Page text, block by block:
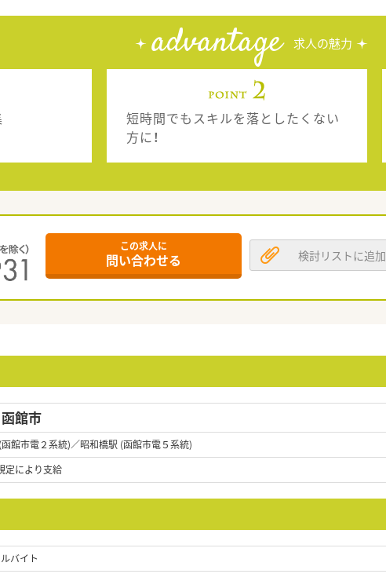
advantage 求人の魅力
短時間でもスキルを落としたくない
方に！
この求人に
問い合わせる 検討リストに追加
館市
館市電２系統)／昭和橋駅 (函館市電５系統)
定により支給
バイト